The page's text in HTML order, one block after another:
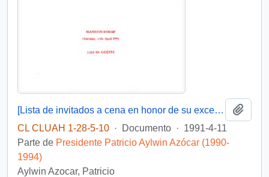
[Lista de invitados a cena en honor de su excelencia el Presidente de la República y Señora Aylwin].
CL CLUAH 1-28-5-10 · Documento · 1991-4-11
Parte de Presidente Patricio Aylwin Azócar (1990-
1994)
Aylwin Azocar, Patricio